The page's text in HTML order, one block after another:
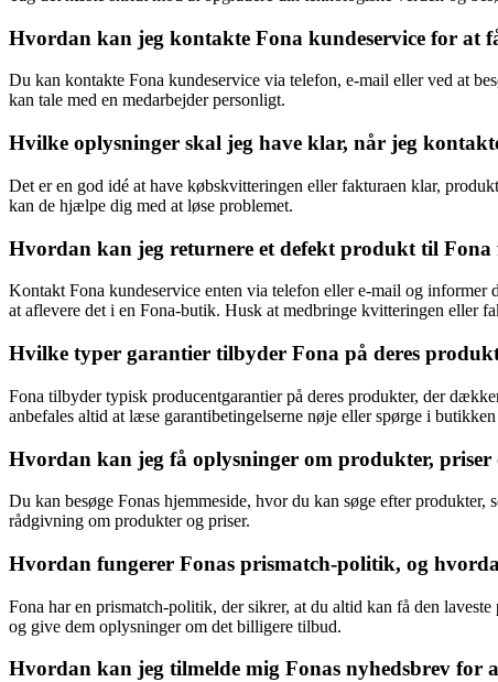
Hvordan kan jeg kontakte Fona kundeservice for at
Du kan kontakte Fona kundeservice via telefon, e-mail eller ved at
kan tale med en medarbejder personligt.
Hvilke oplysninger skal jeg have klar, når jeg
Det er en god idé at have købskvitteringen eller fakturaen klar,
kan de hjælpe dig med at løse problemet.
Hvordan kan jeg returnere et defekt produkt til
Kontakt Fona kundeservice enten via telefon eller e-mail og informer
at aflevere det i en Fona-butik. Husk at medbringe kvitteringen eller
Hvilke typer garantier tilbyder Fona på deres
Fona tilbyder typisk producentgarantier på deres produkter, der
anbefales altid at læse garantibetingelserne nøje eller spørge i
Hvordan kan jeg få oplysninger om produkter, priser
Du kan besøge Fonas hjemmeside, hvor du kan søge efter
rådgivning om produkter og priser.
Hvordan fungerer Fonas prismatch-politik, og
Fona har en prismatch-politik, der sikrer, at du altid kan få den
og give dem oplysninger om det billigere tilbud.
Hvordan kan jeg tilmelde mig Fonas nyhedsbrev for